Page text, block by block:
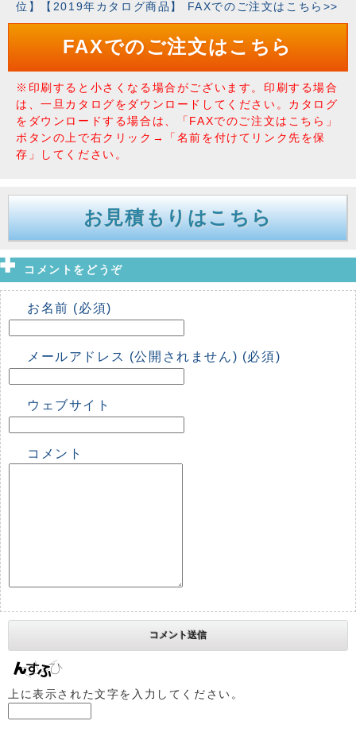
位】【2019年カタログ商品】 FAXでのご注文はこちら>>
FAXでのご注文はこちら
※印刷すると小さくなる場合がございます。印刷する場合
は、一旦カタログをダウンロードしてください。カタログ
をダウンロードする場合は、「FAXでのご注文はこちら」
ボタンの上で右クリック→「名前を付けてリンク先を保
存」してください。
お見積もりはこちら
コメントをどうぞ
お名前 (必須)
メールアドレス (公開されません) (必須)
ウェブサイト
コメント
上に表示された文字を入力してください。